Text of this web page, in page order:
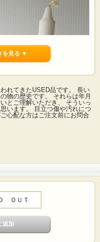
を見る ▼
れてきたUSED品です。 長い
物の歴史です。 それらは年月
とご理解いただき、 そういっ
います。 目立つ傷や汚れにつ
心配な方はご注文前にお問合
ＯＵＴ